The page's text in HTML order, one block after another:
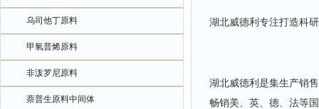
乌司他丁原料
甲氧普烯原料
非泼罗尼原料
萘普生原料中间体
湖北威德利专注打造科
湖北威德利是集生产销
畅销美、英、德、法等